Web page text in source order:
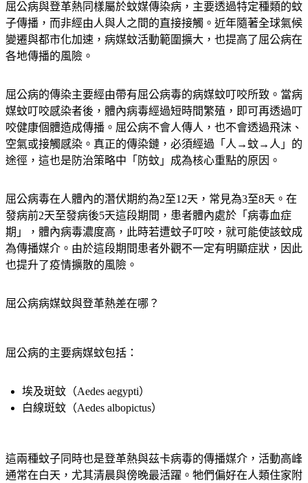
屈公病與登革熱同樣屬於蚊媒傳染病，主要透過特定種類的蚊
子傳播，而非經由人與人之間的直接接觸。近年隨著全球氣候
變遷與都市化加速，病媒蚊活動範圍擴大，也提高了屈公病在
各地傳播的風險。
屈公病的傳染主要經由帶有屈公病毒的病媒蚊叮咬所致。當病
媒蚊叮咬感染者後，體內病毒經過短時間繁殖，即可再透過叮
咬健康個體造成傳播。屈公病不會人傳人，也不會透過飛沫、
空氣或接觸感染。真正的傳染鏈，必須經過 「人→蚊→人」 的
途徑，這也是防治策略中「防蚊」成為核心重點的原因。
屈公病毒在人體內的潛伏期約為2至12天，常見為3至8天。在
發病前2天至發病後5天這段期間，患者體內處於「病毒血症
期」，體內病毒濃度高，此時若遭蚊子叮咬，就可能使該蚊成
為傳播媒介。由於這段期間患者外觀不一定有明顯症狀，因此
也提升了疫情擴散的風險。
屈公病病媒蚊與登革熱差在哪？
屈公病的主要病媒蚊包括：
埃及斑蚊（Aedes aegypti）
白線斑蚊（Aedes albopictus）
這兩種蚊子同時也是登革熱與茲卡病毒的傳播媒介，活動高峰
通常在白天，尤其清晨與傍晚最活躍。牠們偏好在人類住家附